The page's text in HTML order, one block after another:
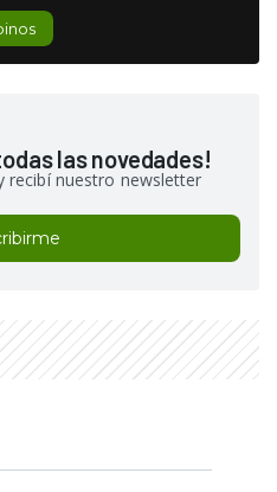
las novedades!
recibí nuestro newsletter